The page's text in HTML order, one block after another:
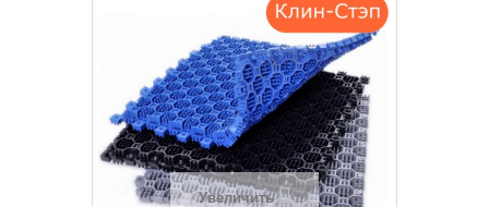
Увеличить